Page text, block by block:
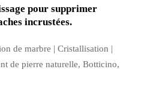
pour supprimer
incrustées.
de marbre | Cristallisation |
de pierre naturelle, Botticino,